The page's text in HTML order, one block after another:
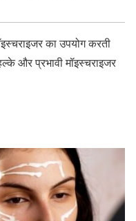
का उपयोग करती
और प्रभावी मॉइस्चराइजर